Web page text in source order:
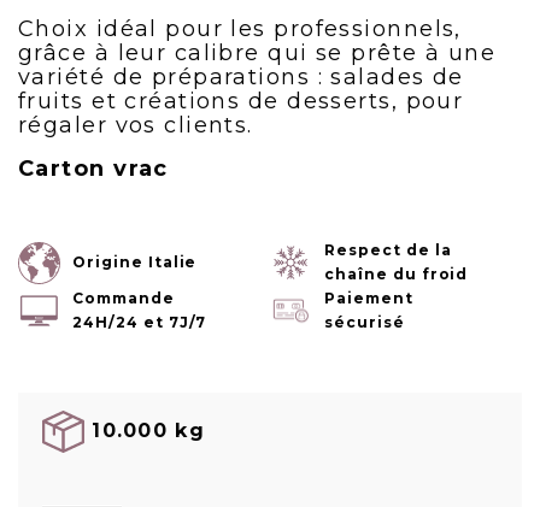
Choix idéal pour les professionnels,
grâce à leur calibre qui se prête à une
variété de préparations : salades de
fruits et créations de desserts, pour
régaler vos clients.
Carton vrac
Origine Italie
Respect de la
chaîne du froid
Commande
24H/24 et 7J/7
Paiement
sécurisé
10.000 kg